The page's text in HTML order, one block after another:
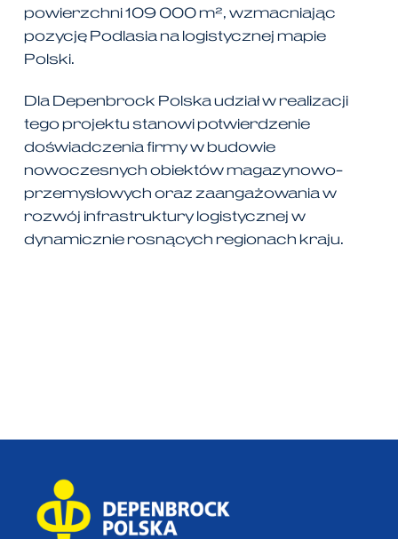
powierzchni 109 000 m², wzmacniając
pozycję Podlasia na logistycznej mapie
Polski.
Dla Depenbrock Polska udział w realizacji
tego projektu stanowi potwierdzenie
doświadczenia firmy w budowie
nowoczesnych obiektów magazynowo-
przemysłowych oraz zaangażowania w
rozwój infrastruktury logistycznej w
dynamicznie rosnących regionach kraju.